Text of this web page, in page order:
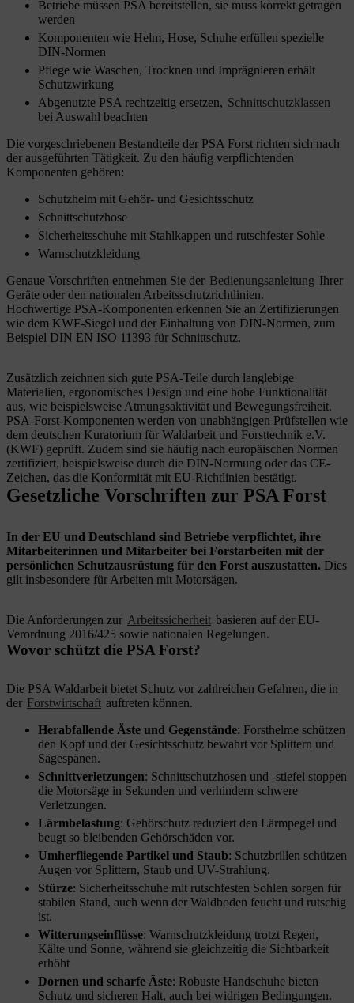
Betriebe müssen PSA bereitstellen, sie muss korrekt getragen
werden
Komponenten wie Helm, Hose, Schuhe erfüllen spezielle
DIN-Normen
Pflege wie Waschen, Trocknen und Imprägnieren erhält
Schutzwirkung
Abgenutzte PSA rechtzeitig ersetzen, Schnittschutzklassen
bei Auswahl beachten
Die vorgeschriebenen Bestandteile der PSA Forst richten sich nach
der ausgeführten Tätigkeit. Zu den häufig verpflichtenden
Komponenten gehören:
Schutzhelm mit Gehör- und Gesichtsschutz
Schnittschutzhose
Sicherheitsschuhe mit Stahlkappen und rutschfester Sohle
Warnschutzkleidung
Genaue Vorschriften entnehmen Sie der Bedienungsanleitung Ihrer
Geräte oder den nationalen Arbeitsschutzrichtlinien.
Hochwertige PSA-Komponenten erkennen Sie an Zertifizierungen
wie dem KWF-Siegel und der Einhaltung von DIN-Normen, zum
Beispiel DIN EN ISO 11393 für Schnittschutz.
Zusätzlich zeichnen sich gute PSA-Teile durch langlebige
Materialien, ergonomisches Design und eine hohe Funktionalität
aus, wie beispielsweise Atmungsaktivität und Bewegungsfreiheit.
PSA-Forst-Komponenten werden von unabhängigen Prüfstellen wie
dem deutschen Kuratorium für Waldarbeit und Forsttechnik e.V.
(KWF) geprüft. Zudem sind sie häufig nach europäischen Normen
zertifiziert, beispielsweise durch die DIN-Normung oder das CE-
Zeichen, das die Konformität mit EU-Richtlinien bestätigt.
Gesetzliche Vorschriften zur PSA Forst
In der EU und Deutschland sind Betriebe verpflichtet, ihre
Mitarbeiterinnen und Mitarbeiter bei Forstarbeiten mit der
persönlichen Schutzausrüstung für den Forst auszustatten. Dies
gilt insbesondere für Arbeiten mit Motorsägen.
Die Anforderungen zur Arbeitssicherheit basieren auf der EU-
Verordnung 2016/425 sowie nationalen Regelungen.
Wovor schützt die PSA Forst?
Die PSA Waldarbeit bietet Schutz vor zahlreichen Gefahren, die in
der Forstwirtschaft auftreten können.
Herabfallende Äste und Gegenstände: Forsthelme schützen
den Kopf und der Gesichtsschutz bewahrt vor Splittern und
Sägespänen.
Schnittverletzungen: Schnittschutzhosen und -stiefel stoppen
die Motorsäge in Sekunden und verhindern schwere
Verletzungen.
Lärmbelastung: Gehörschutz reduziert den Lärmpegel und
beugt so bleibenden Gehörschäden vor.
Umherfliegende Partikel und Staub: Schutzbrillen schützen
Augen vor Splittern, Staub und UV-Strahlung.
Stürze: Sicherheitsschuhe mit rutschfesten Sohlen sorgen für
stabilen Stand, auch wenn der Waldboden feucht und rutschig
ist.
Witterungseinflüsse: Warnschutzkleidung trotzt Regen,
Kälte und Sonne, während sie gleichzeitig die Sichtbarkeit
erhöht
Dornen und scharfe Äste: Robuste Handschuhe bieten
Schutz und sicheren Halt, auch bei widrigen Bedingungen.